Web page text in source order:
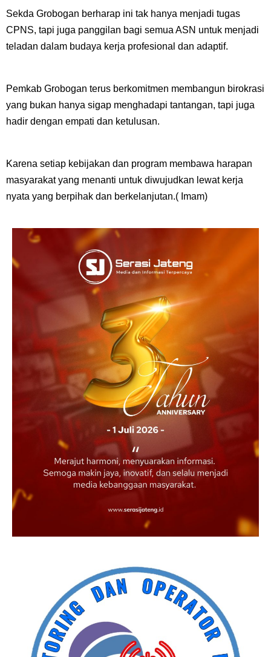
Sekda Grobogan berharap ini tak hanya menjadi tugas
CPNS, tapi juga panggilan bagi semua ASN untuk menjadi
teladan dalam budaya kerja profesional dan adaptif.
Pemkab Grobogan terus berkomitmen membangun birokrasi
yang bukan hanya sigap menghadapi tantangan, tapi juga
hadir dengan empati dan ketulusan.
Karena setiap kebijakan dan program membawa harapan
masyarakat yang menanti untuk diwujudkan lewat kerja
nyata yang berpihak dan berkelanjutan.( Imam)